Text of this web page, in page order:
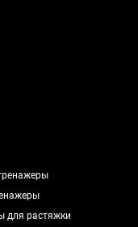
для растяжки